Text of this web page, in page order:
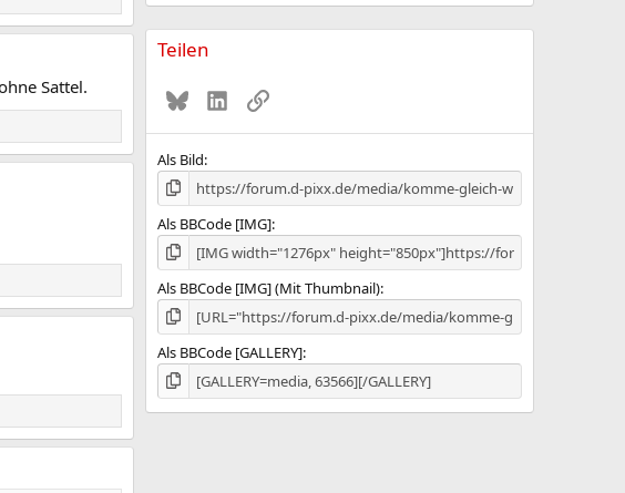
Sattel.
Teilen
BlueskyLinkedIn
Link
Als Bild
Als BBCode [IMG]
Als BBCode [IMG] (Mit Thumbnail)
Als BBCode [GALLERY]